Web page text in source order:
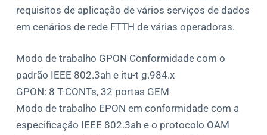
requisitos de aplicação de vários serviços de dados
em cenários de rede FTTH de várias operadoras.
Modo de trabalho GPON Conformidade com o
padrão IEEE 802.3ah e itu-t g.984.x
GPON: 8 T-CONTs, 32 portas GEM
Modo de trabalho EPON em conformidade com a
especificação IEEE 802.3ah e o protocolo OAM